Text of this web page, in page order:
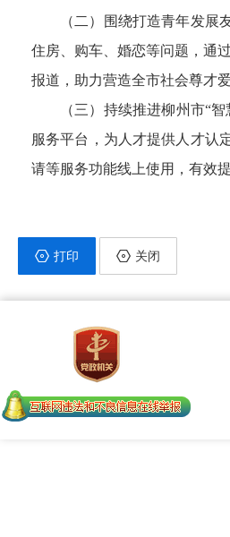
（二）围绕打造青年发
住房、购车、婚恋等问题，通
报道，助力营造全市社会尊才
（三）持续推进柳州市“
服务平台，为人才提供人才认
请等服务功能线上使用，有效
打印 关闭